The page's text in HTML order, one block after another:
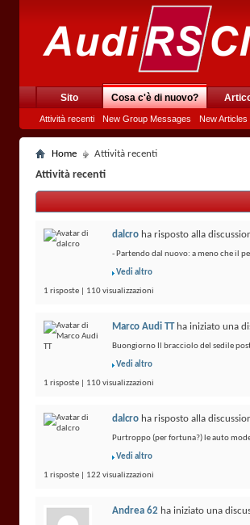
Sito Cosa c'è di nuovo?
Attività recenti New Group Messages New Articles
Home Attività recenti
Attività recenti
dalcro ha risposto alla
- Partendo dal nuovo: a meno che il
Vedi altro
1 risposte | 110 visualizzazioni
Marco Audi TTha iniziato una
Buongiorno Il bracciolo del sedile
Vedi altro
1 risposte | 110 visualizzazioni
dalcro ha risposto alla
Purtroppo (per fortuna?) le auto
Vedi altro
1 risposte | 122 visualizzazioni
Andrea 62 ha iniziato una